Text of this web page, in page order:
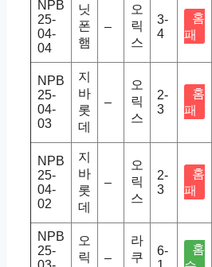
NPB
25-
04-
04
닛
폰
햄
–
오
릭
스
3-
4
홈
패
NPB
25-
04-
03
지
바
롯
데
–
오
릭
스
2-
3
홈
패
NPB
25-
04-
02
지
바
롯
데
–
오
릭
스
2-
3
홈
패
NPB
25-
오
릭
–
라
쿠
6-
홈